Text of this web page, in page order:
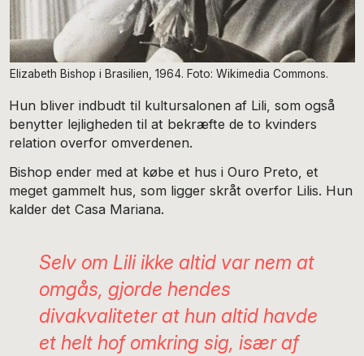
Elizabeth Bishop i Brasilien, 1964. Foto: Wikimedia Commons.
Hun bliver indbudt til kultursalonen af Lili, som også
benytter lejligheden til at bekræfte de to kvinders
relation overfor omverdenen.
Bishop ender med at købe et hus i Ouro Preto, et
meget gammelt hus, som ligger skråt overfor Lilis. Hun
kalder det Casa Mariana.
Selv om Lili ikke altid var nem at
omgås, gjorde hendes
divakvaliteter at hun altid havde
et helt hof omkring sig, især af